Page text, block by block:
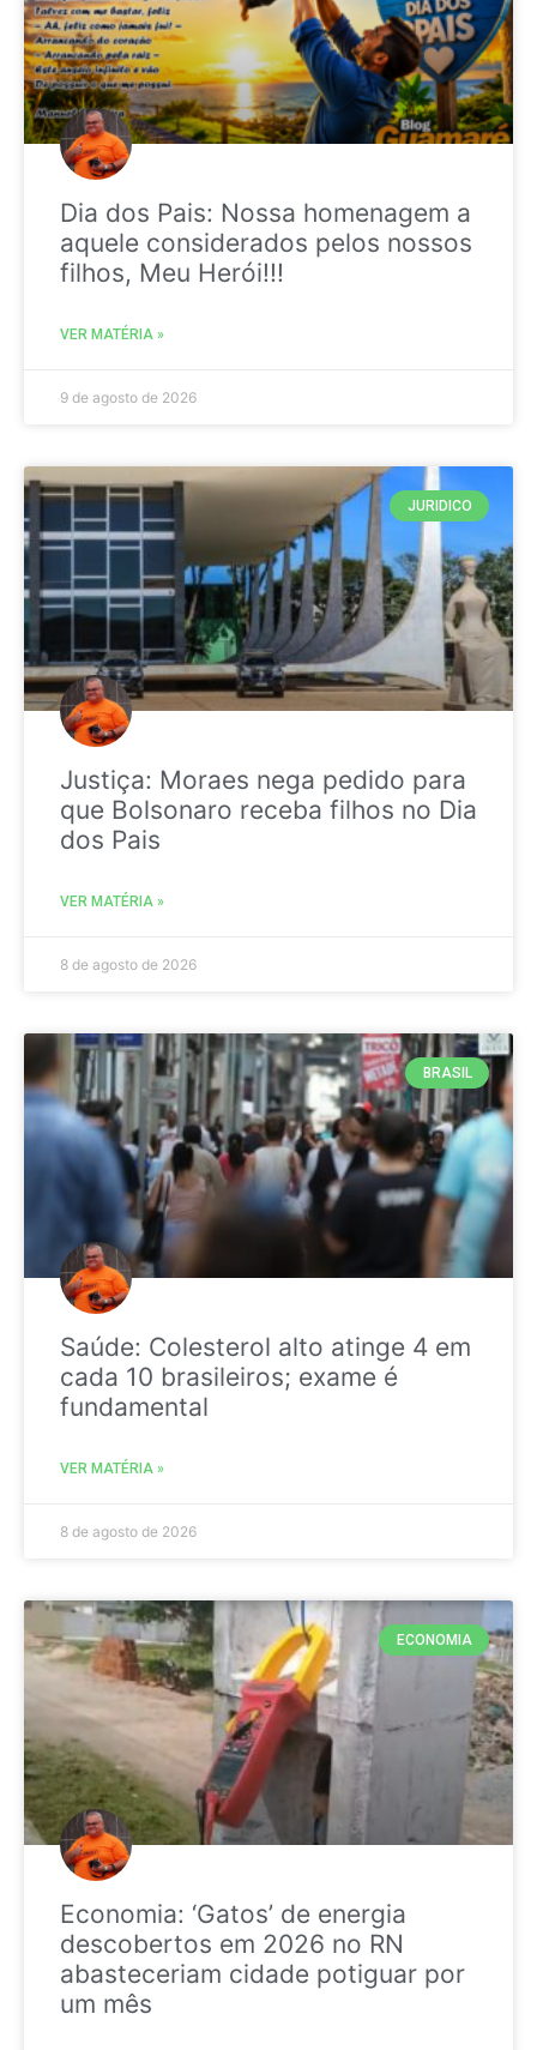
Dia dos Pais: Nossa homenagem a
aquele considerados pelos nossos
filhos, Meu Herói!!!
VER MATÉRIA »
9 de agosto de 2026
JURIDICO
Justiça: Moraes nega pedido para
que Bolsonaro receba filhos no Dia
dos Pais
VER MATÉRIA »
8 de agosto de 2026
BRASIL
Saúde: Colesterol alto atinge 4 em
cada 10 brasileiros; exame é
fundamental
VER MATÉRIA »
8 de agosto de 2026
ECONOMIA
Economia: ‘Gatos’ de energia
descobertos em 2026 no RN
abasteceriam cidade potiguar por
um mês